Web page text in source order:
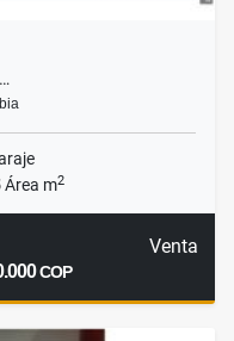
Área m2
Venta
COP